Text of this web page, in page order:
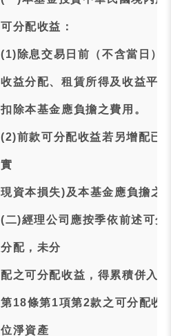
可分配收益：
(1)除息交易日前（不含當日）
收益分配、租賃所得及收益平
扣除本基金應負擔之費用。
(2)前款可分配收益若另增配已
實
現資本損失)及本基金應負擔之
(二)經理公司應按季依前述可
分配，未分
配之可分配收益，得累積併入
第18條第1項第2款之可分配收
位淨資產